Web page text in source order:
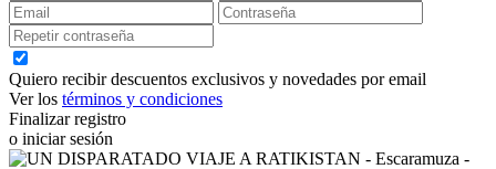
Quiero recibir descuentos exclusivos y novedades por email
Ver los términos y condiciones
Finalizar registro
o iniciar sesión